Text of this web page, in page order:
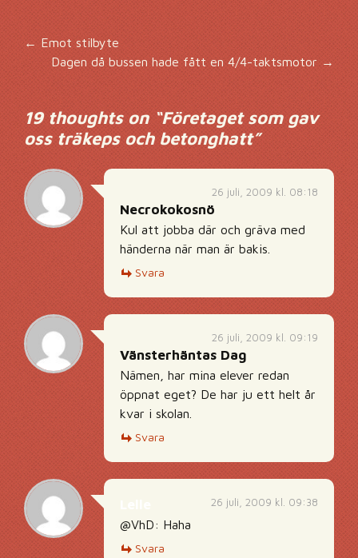
Inläggsnavigering
← Emot stilbyte
Dagen då bussen hade fått en 4/4-taktsmotor →
19 thoughts on “Företaget som gav
oss träkeps och betonghatt”
26 juli, 2009 kl. 08:18
Necrokokosnö
Kul att jobba där och gräva med
händerna när man är bakis.
Svara
26 juli, 2009 kl. 09:19
Vänsterhäntas Dag
Nämen, har mina elever redan
öppnat eget? De har ju ett helt år
kvar i skolan.
Svara
26 juli, 2009 kl. 09:38
@VhD: Haha
Svara